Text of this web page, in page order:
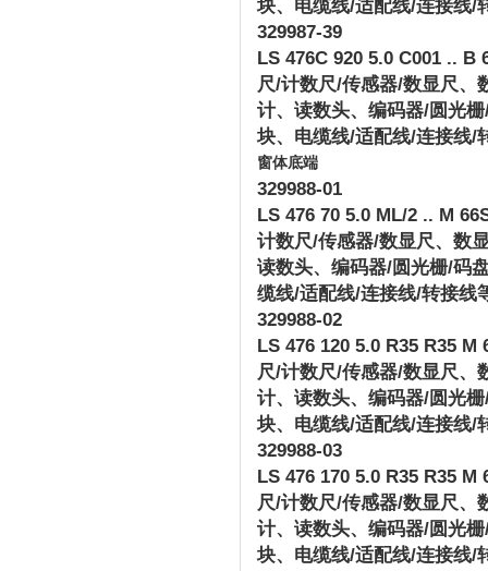
块、电缆线/适配线/连接线/
329987-39
LS 476C 920 5.0 C001 .. B
尺/计数尺/传感器/数显尺、
计、读数头、编码器/圆光栅
块、电缆线/适配线/连接线/
窗体底端
329988-01
LS 476 70 5.0 ML/2 .. M
计数尺/传感器/数显尺、数
读数头、编码器/圆光栅/码
缆线/适配线/连接线/转接线
329988-02
LS 476 120 5.0 R35 R35 M
尺/计数尺/传感器/数显尺、
计、读数头、编码器/圆光栅
块、电缆线/适配线/连接线/
329988-03
LS 476 170 5.0 R35 R35 M
尺/计数尺/传感器/数显尺、
计、读数头、编码器/圆光栅
块、电缆线/适配线/连接线/